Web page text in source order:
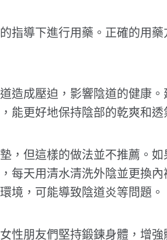
指導下進行用藥。正確的用
造成壓迫，影響陰道的健康。
能更好地保持陰部的乾爽和透
，但這樣的做法並不推薦。如
每天用清水清洗外陰並更換
境，可能導致陰道炎等問題。
性朋友們堅持鍛鍊身體，增